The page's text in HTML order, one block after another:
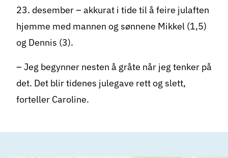
23. desember – akkurat i tide til å feire julaften
hjemme med mannen og sønnene Mikkel (1,5)
og Dennis (3).
– Jeg begynner nesten å gråte når jeg tenker på
det. Det blir tidenes julegave rett og slett,
forteller Caroline.